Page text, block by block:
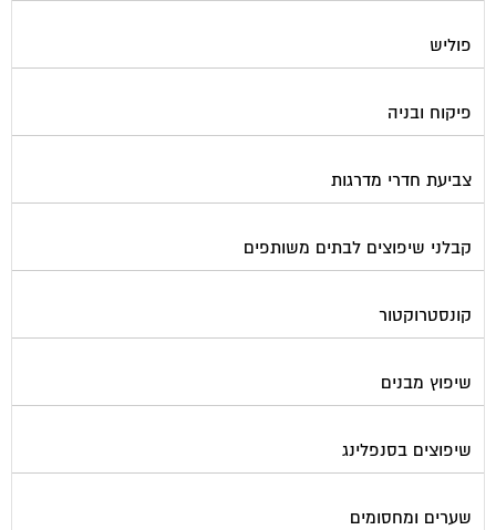
פוליש
פיקוח ובניה
צביעת חדרי מדרגות
קבלני שיפוצים לבתים משותפים
קונסטרוקטור
שיפוץ מבנים
שיפוצים בסנפלינג
שערים ומחסומים